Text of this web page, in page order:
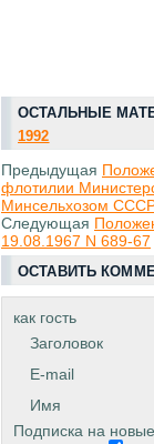
ОСТАЛЬНЫЕ
1992
Предыдущая
флотилии
Минсельхозом
Следующая
19.08.1967 N 689-67
ОСТАВИТЬ
как гость
Заголовок
E-mail
Имя
Подписка на новые